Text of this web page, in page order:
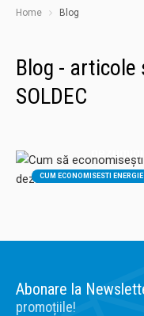
Home Blog
Blog - articole
SOLDEC
CUM ECONOMISESTI ENERGIE
Abonare la
promoțiile!